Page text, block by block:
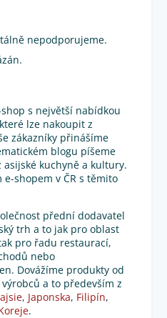
nepodporujeme.
s největší nabídkou
lze nakoupit z
zákazníky přinášíme
blogu píšeme
kuchyně a kultury.
shopem v ČR s těmito
přední dodavatel
trh a to jak pro oblast
pro řadu restaurací,
nebo
Dovážíme produkty od
a to především z
, Japonska, Filipín,
.